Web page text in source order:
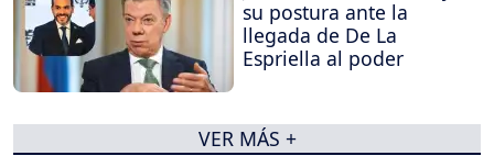
su postura ante la
llegada de De La
Espriella al poder
VER MÁS +